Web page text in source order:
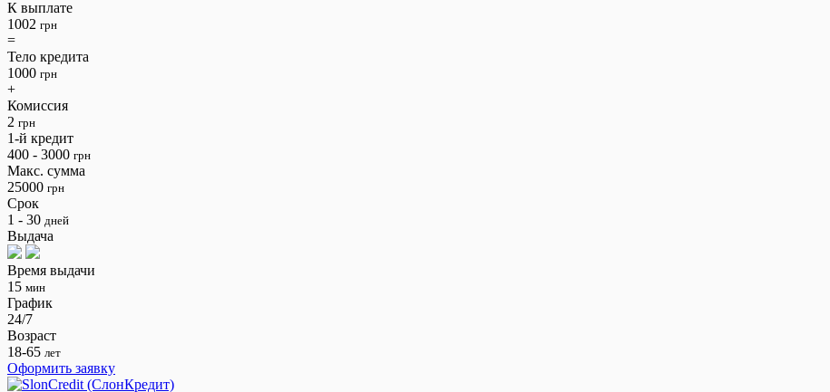
К выплате
1002 грн
=
Тело кредита
1000 грн
+
Комиссия
2 грн
1-й кредит
400 - 3000 грн
Макс. сумма
25000 грн
Срок
1 - 30 дней
Выдача
Время выдачи
15 мин
График
24/7
Возраст
18-65 лет
Оформить заявку